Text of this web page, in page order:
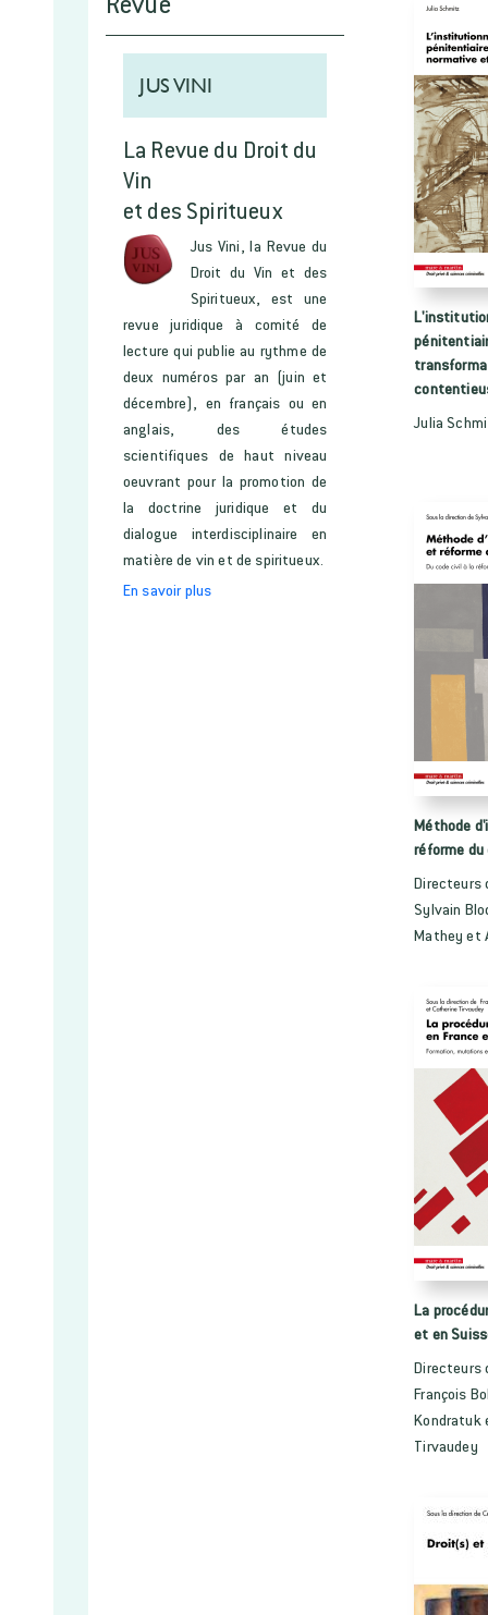
JUS VINI
La Revue du Droit du
Vin
et des Spiritueux
Jus Vini, la Revue du
Droit du Vin et des
Spiritueux, est une
revue juridique à comité de
lecture qui publie au rythme de
deux numéros par an (juin et
décembre), en français ou en
anglais, des études
scientifiques de haut niveau
oeuvrant pour la promotion de
la doctrine juridique et du
dialogue interdisciplinaire en
matière de vin et de spiritueux.
En savoir plus
Julia
Méthode
réforme
Directeurs
Sylvain
Mathey et
La
et en
Directeurs
François
Kondratuk
Tirvaudey